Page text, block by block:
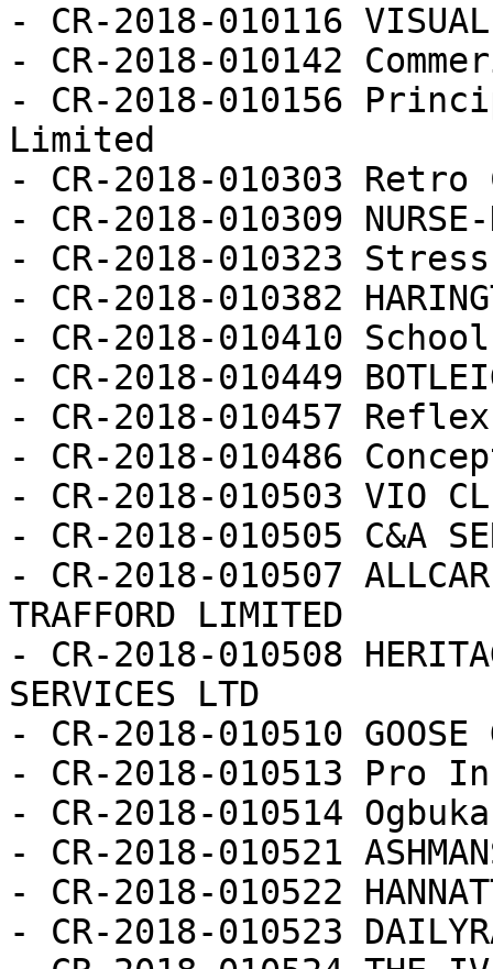
- CR-2018-010116
- CR-2018-010142
- CR-2018-010156
Limited
- CR-2018-010303
- CR-2018-010309
- CR-2018-010323
- CR-2018-010382
- CR-2018-010410
- CR-2018-010449
- CR-2018-010457
- CR-2018-010486
- CR-2018-010503 VIO
- CR-2018-010505 C&A
- CR-2018-010507
TRAFFORD LIMITED
- CR-2018-010508
SERVICES LTD
- CR-2018-010510 GOOSE
- CR-2018-010513 Pro
- CR-2018-010514
- CR-2018-010521
- CR-2018-010522
- CR-2018-010523